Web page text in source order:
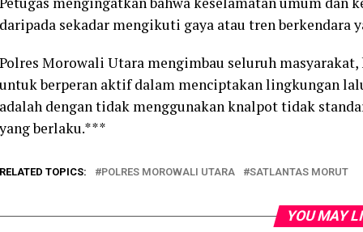
daripada sekadar mengikuti gaya atau tren berkendara
Polres Morowali Utara mengimbau seluruh
untuk berperan aktif dalam menciptakan lingkungan
adalah dengan tidak menggunakan knalpot tidak
yang berlaku.***
RELATED TOPICS: POLRES MOROWALI UTARA SATLANTAS MORUT
YOU MAY